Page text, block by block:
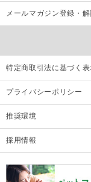
メールマガジン登録・解
特定商取引法に基づく表
プライバシーポリシー
推奨環境
採用情報